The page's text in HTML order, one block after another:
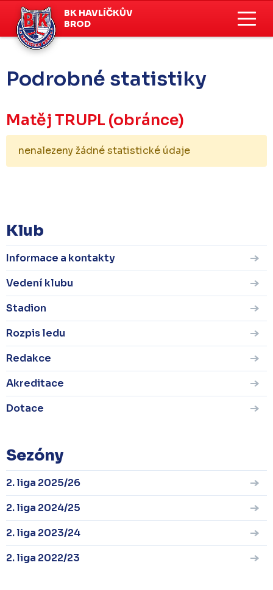
BK HAVLÍČKŮV
BROD
Podrobné statistiky
Matěj TRUPL (obránce)
nenalezeny žádné statistické údaje
Klub
Informace a kontakty
Vedení klubu
Stadion
Rozpis ledu
Redakce
Akreditace
Dotace
Sezóny
2. liga 2025/26
2. liga 2024/25
2. liga 2023/24
2. liga 2022/23